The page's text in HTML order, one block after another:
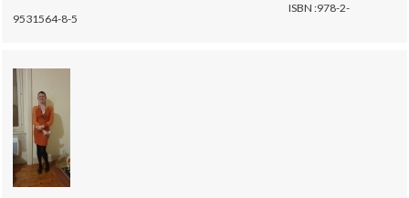
ISBN :978-2-
9531564-8-5